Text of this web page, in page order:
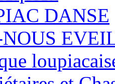
DANSE